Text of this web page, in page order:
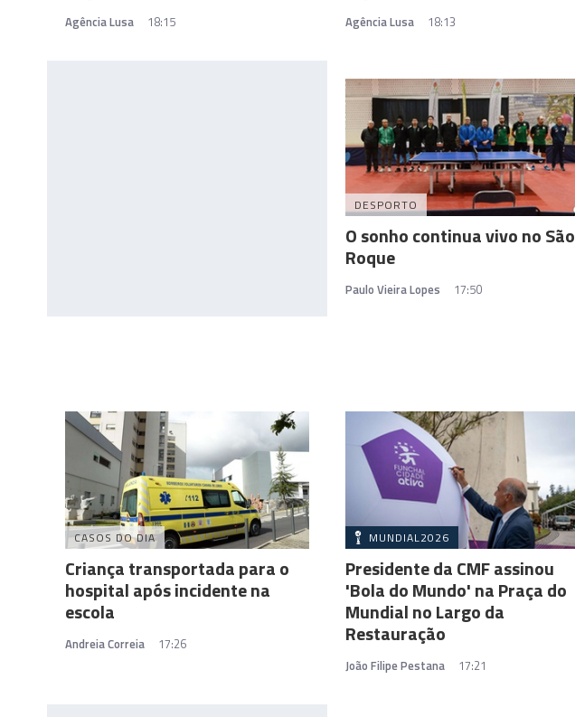
Agência Lusa 18:15 Agência Lusa 18:13
DESPORTO
O sonho continua vivo no São
Roque
Paulo Vieira Lopes 17:50
CASOS DO DIA
Criança transportada para o
hospital após incidente na
escola
Andreia Correia 17:26
MUNDIAL2026
Presidente da CMF assinou
'Bola do Mundo' na Praça do
Mundial no Largo da
Restauração
João Filipe Pestana 17:21